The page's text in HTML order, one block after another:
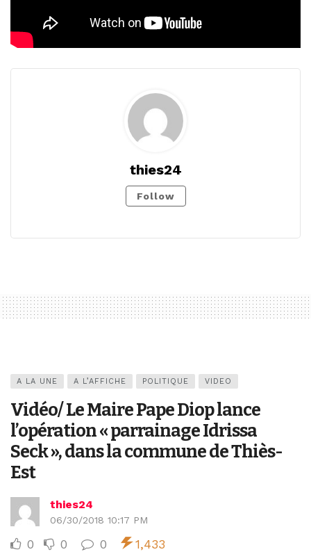
thies24
Follow
A LA UNE A L’AFFICHE POLITIQUE VIDEO
Vidéo/ Le Maire Pape Diop lance
l’opération « parrainage Idrissa
Seck », dans la commune de Thiès-
Est
thies24
06/30/2018 10:17 PM
0 0 0 1,433